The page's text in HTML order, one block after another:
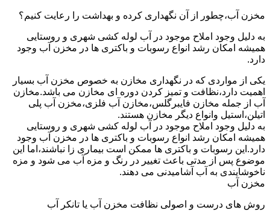
مخزن آب،چطور از آن نگهداری کرده و بهداشت را رعایت کنیم؟
به دلیل وجود املاح موجود در آب لوله کشی شهری و روستایی
همیشه امکان رشد انواع رسوبات و باکتری ها در مخزن آب وجود
دارد.
یکی از مواردی که در نگهداری مخازن به خصوص مخزن آب بسیار
اهمیت دارد،نظافت و تمیز کردن دوره ای مخازن می باشد.مخازن
آب از جمله مخازن فایبرگلس،مخازن آب فلزی،مخزن آب پلی
اتیلن،استیل وانواع دیگر مخازن هستند.
به دلیل وجود املاح موجود در آب لوله کشی شهری و روستایی
همیشه امکان رشد انواع رسوبات و باکتری ها در مخزن آب وجود
دارد.این رسوبات و باکتری ها ممکن است بیماری زا نباشند،اما این
موضوع پس از مدتی باعث تغییر در رنگ و مزه آب می شود و مزه
ناخوشایندی به آب آشامیدنی می دهند.
مخزن آب
روش های درست و اصولی نظافت مخزن آب یا تانکر آب